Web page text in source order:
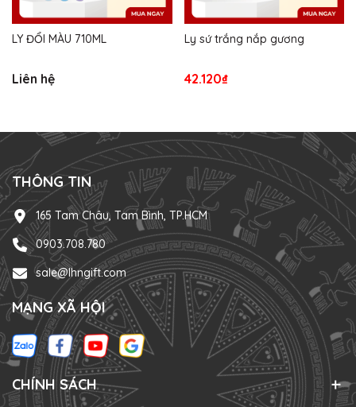
LY ĐỔI MÀU 710ML
Liên hệ
Ly sứ trắng nắp gương
42.120₫
THÔNG TIN
165 Tam Châu, Tam Bình, TP.HCM
0903.708.780
sale@lhngift.com
MẠNG XÃ HỘI
CHÍNH SÁCH